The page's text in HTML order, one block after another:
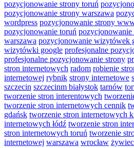
pozycjonowanie strony toruń
pozycjonowanie strony warszawa
wordpress pozycjonowanie strony
pozycjonowanie toruń
warszawa pozycjonowanie wizytówek
wizytówki google profesjonalne
profesjonalne pozycjonowanie strony
stron internetowych radom robienie
internetowej rybnik strony internetowe
szczecin szczecinm białystok tarnów
tworzenie stron interentowych
tworzenie stron internetowych cennik
gdańsk tworzenie stron internetowych
internetowych łódź tworzenie stron
stron internetowych toruń tworzenie
internetowej warszawa wrocław żywiec